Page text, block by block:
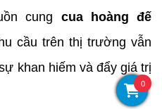
cung cua hoàng đế
cầu trên thị trường vẫn
khan hiếm và đẩy giá trị
0